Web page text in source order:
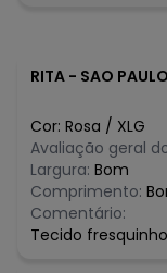
maio/2026
março/2026
fevereiro/2026
RITA - SAO PAULO -
Cor: Rosa / XLG
Avaliação geral
Largura: Bom
Comprimento:
Comentário:
Tecido